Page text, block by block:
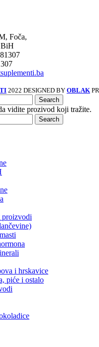
Foča,
BiH
2022 DESIGNED BY OBLAK
Search
vidite prozivod koji tražite.
Search
proizvodi
i hrskavice
piće i ostalo